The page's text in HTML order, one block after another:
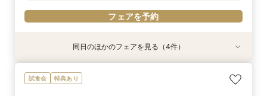
フェアを予約
特典あり
【2027年2月｜挙式限定】2泊3日×アットホー
ムWD◆品川駅直結
特典あり
品川駅直結ブランドホテル◆遠方ゲストも安心の
宿泊付フェア
特典あり
【*マタニティの方も安心】無料試食×式場見学×
個室相談会
特典あり
【初見学限定】メイン会場｜ハルモニア◆最大
80万円優待◆
同日のほかのフェアを見る（4件）
試食会 特典あり